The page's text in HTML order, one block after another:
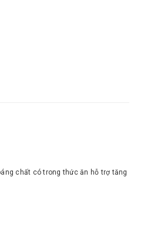
chất có trong thức ăn hỗ trợ tăng